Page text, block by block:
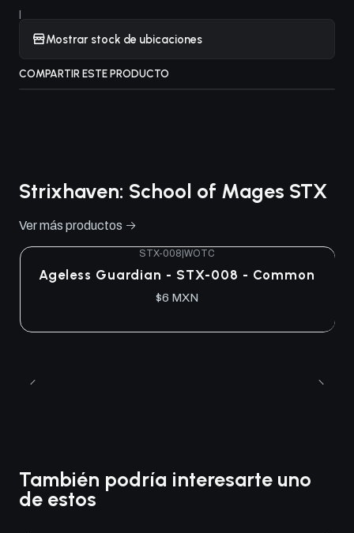
|
Mostrar stock de ubicaciones
COMPARTIR ESTE PRODUCTO
Strixhaven: School of Mages STX
Ver más productos
STX-008 WOTC
Ageless Guardian - STX-008 - Common
$6 MXN
También podría interesarte uno
de estos